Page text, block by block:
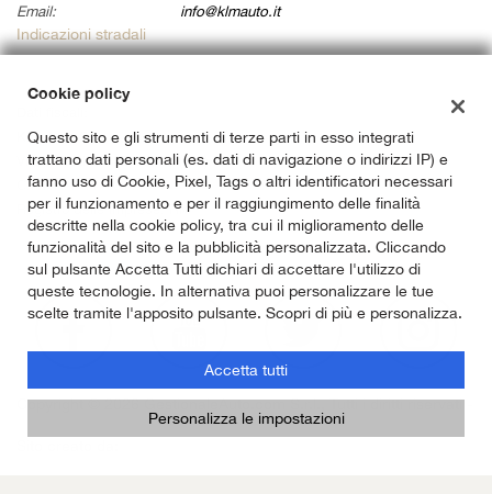
Email:
info@klmauto.it
Indicazioni stradali
Klm Auto Srl
Via Ardeatina 822, Roma (RM)
C.F/P.IVA:14733141007
Registro delle imprese:RM
Copyright © 2026 GestionaleAuto.com S.r.l., Tutti i diritti riservati -
Leggi l'informativa sulla privacy-Cookie Policy
Cookie policy
Questo sito e gli strumenti di terze parti in esso integrati
trattano dati personali (es. dati di navigazione o indirizzi IP) e
fanno uso di Cookie, Pixel, Tags o altri identificatori necessari
per il funzionamento e per il raggiungimento delle finalità
descritte nella cookie policy, tra cui il miglioramento delle
funzionalità del sito e la pubblicità personalizzata. Cliccando
sul pulsante Accetta Tutti dichiari di accettare l'utilizzo di
queste tecnologie. In alternativa puoi personalizzare le tue
scelte tramite l'apposito pulsante. Scopri di più e personalizza.
Accetta tutti
Personalizza le impostazioni